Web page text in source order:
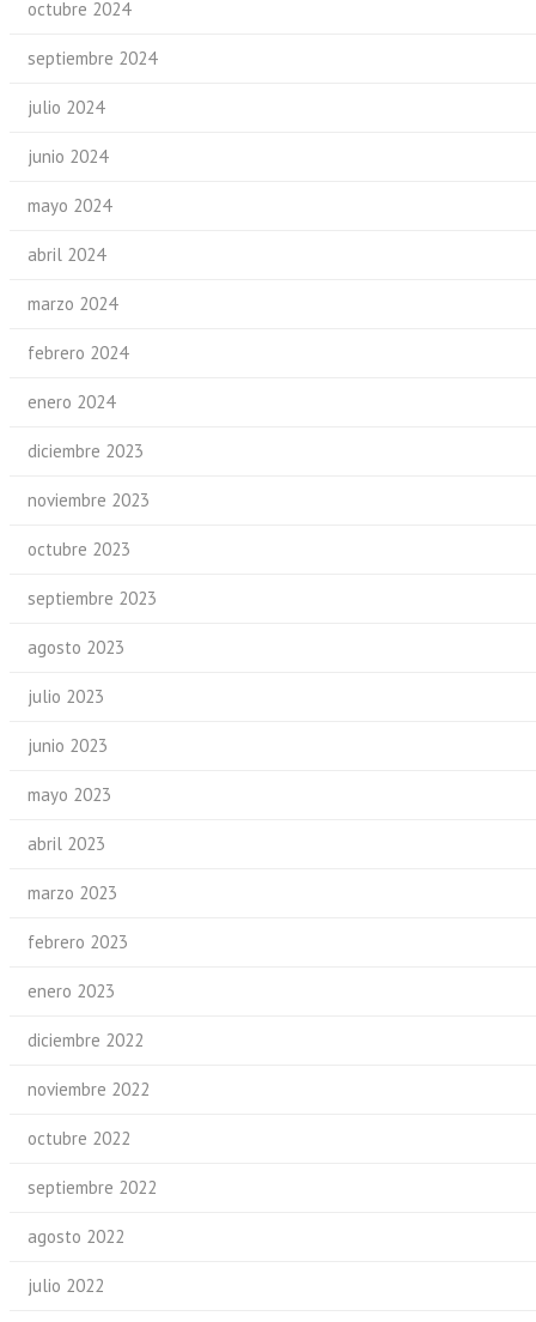
octubre 2024
septiembre 2024
julio 2024
junio 2024
mayo 2024
abril 2024
marzo 2024
febrero 2024
enero 2024
diciembre 2023
noviembre 2023
octubre 2023
septiembre 2023
agosto 2023
julio 2023
junio 2023
mayo 2023
abril 2023
marzo 2023
febrero 2023
enero 2023
diciembre 2022
noviembre 2022
octubre 2022
septiembre 2022
agosto 2022
julio 2022